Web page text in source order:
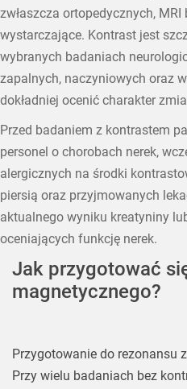
zwłaszcza ortopedycznych,
wystarczające. Kontrast jest
wybranych badaniach
zapalnych, naczyniowych oraz
dokładniej ocenić charakter
Przed badaniem z kontrastem
personel o chorobach nerek,
alergicznych na środki
piersią oraz przyjmowanych
aktualnego wyniku kreatyniny
oceniających funkcję nerek.
Jak przygotować
magnetycznego?
Przygotowanie do rezonansu
Przy wielu badaniach bez